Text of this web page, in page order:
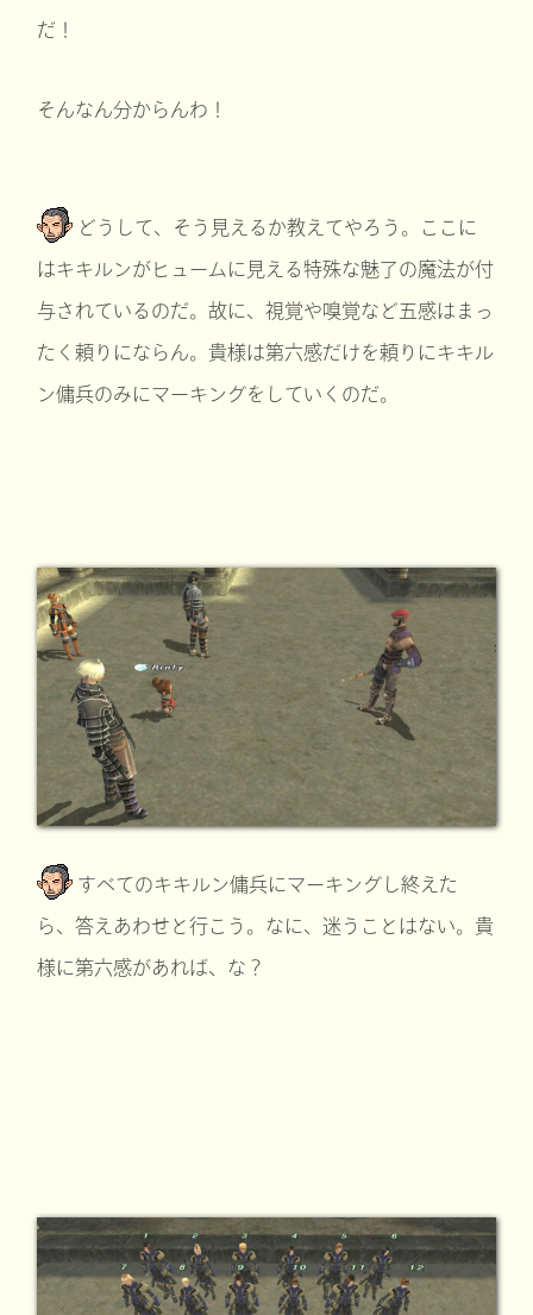
だ！
そんなん分からんわ！
どうして、そう見えるか教えてやろう。ここに
はキキルンがヒュームに見える特殊な魅了の魔法が付
与されているのだ。故に、視覚や嗅覚など五感はまっ
たく頼りにならん。貴様は第六感だけを頼りにキキル
ン傭兵のみにマーキングをしていくのだ。
すべてのキキルン傭兵にマーキングし終えた
ら、答えあわせと行こう。なに、迷うことはない。貴
様に第六感があれば、な？